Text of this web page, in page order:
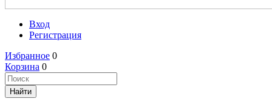
Вход
Регистрация
Избранное 0
Корзина 0